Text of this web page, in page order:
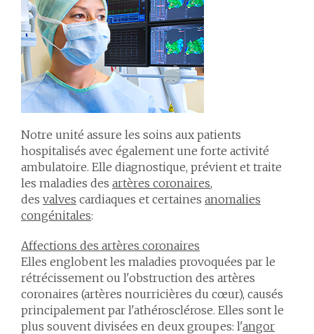
Notre unité assure les soins aux patients
hospitalisés avec également une forte activité
ambulatoire. Elle diagnostique, prévient et traite
les maladies des artères coronaires,
des valves cardiaques et certaines anomalies
congénitales:
Affections des artères coronaires
Elles englobent les maladies provoquées par le
rétrécissement ou l'obstruction des artères
coronaires (artères nourricières du cœur), causés
principalement par l'athérosclérose. Elles sont le
plus souvent divisées en deux groupes: l'angor